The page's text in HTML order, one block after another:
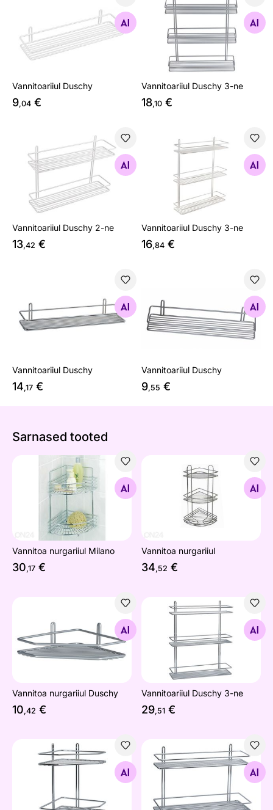
Vannitoariiul Duschy
Otsi sarnaseid
Vannitoariiul Duschy
9,04 €
Vannitoariiul Duschy 3-ne
Otsi sarnaseid
Vannitoariiul Duschy 3-ne
18,10 €
Vannitoariiul Duschy 2-ne
Otsi sarnaseid
Vannitoariiul Duschy 2-ne
13,42 €
Vannitoariiul Duschy 3-ne
Otsi sarnaseid
Vannitoariiul Duschy 3-ne
16,84 €
Otsi sarnaseid
Vannitoariiul Duschy
14,17 €
Otsi sarnaseid
Vannitoariiul Duschy
9,55 €
Sarnased tooted
Vannitoa nurgariiul Milano
Otsi sarnaseid
Vannitoa nurgariiul Milano
30,17 €
Vannitoa nurgariiul
Otsi sarnaseid
Vannitoa nurgariiul
34,52 €
Vannitoa nurgariiul Duschy
Otsi sarnaseid
Vannitoa nurgariiul Duschy
10,42 €
Vannitoariiul Duschy 3-ne
Otsi sarnaseid
Vannitoariiul Duschy 3-ne
29,51 €
Vannitoa nurgariiul Duschy 2-neVannitoariiul Duschy 2-ne
Otsi sarnaseid